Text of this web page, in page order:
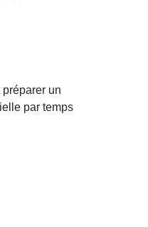
un
par temps